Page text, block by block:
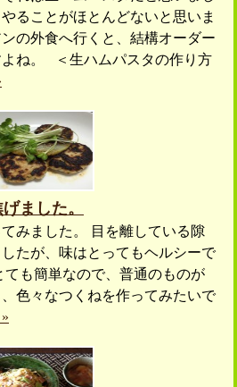
ることがほとんどないと思いま
の外食へ行くと、結構オーダー
ね。 ＜生ハムパスタの作り方
ました。
みました。 目を離している隙
たが、味はとってもヘルシーで
ても簡単なので、普通のものが
色々なつくねを作ってみたいで